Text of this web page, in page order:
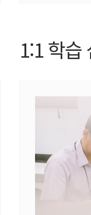
1:1 학습